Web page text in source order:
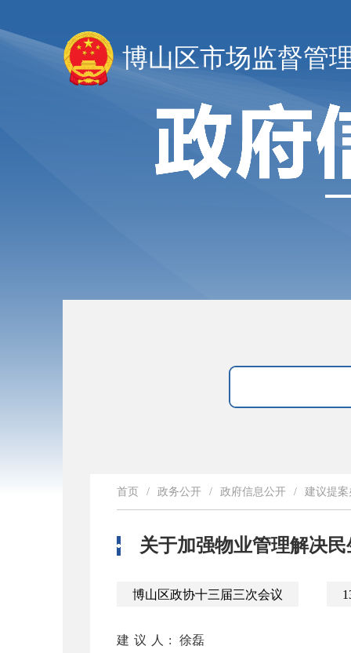
博山区市场监督管
首页 / 政务公开 / 政府信息公开 / 建议提案
关于加强物业管理解决
博山区政协十三届三次会议
建议人: 徐磊